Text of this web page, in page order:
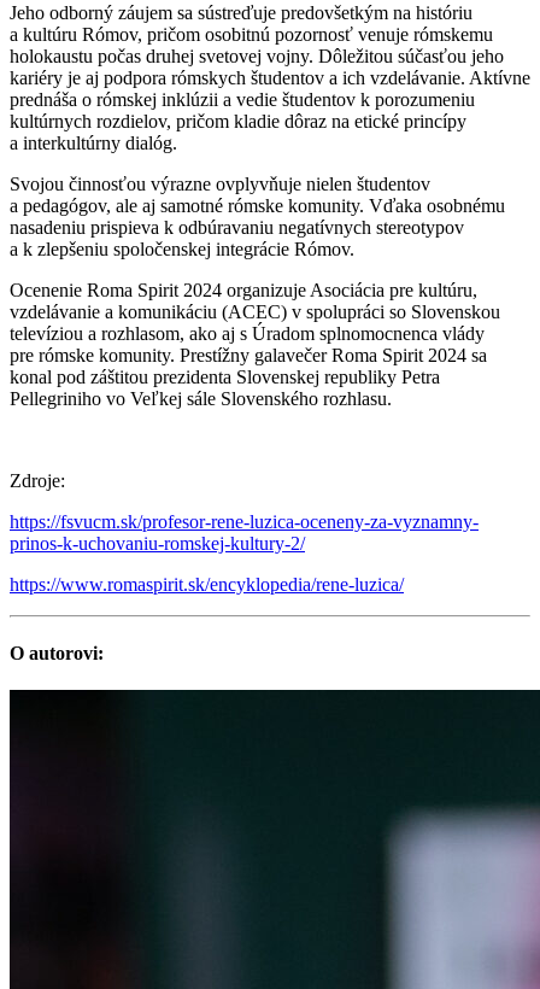
Jeho odborný záujem sa sústreďuje predovšetkým na históriu
a kultúru Rómov, pričom osobitnú pozornosť venuje rómskemu
holokaustu počas druhej svetovej vojny. Dôležitou súčasťou jeho
kariéry je aj podpora rómskych študentov a ich vzdelávanie. Aktívne
prednáša o rómskej inklúzii a vedie študentov k porozumeniu
kultúrnych rozdielov, pričom kladie dôraz na etické princípy
a interkultúrny dialóg.
Svojou činnosťou výrazne ovplyvňuje nielen študentov
a pedagógov, ale aj samotné rómske komunity. Vďaka osobnému
nasadeniu prispieva k odbúravaniu negatívnych stereotypov
a k zlepšeniu spoločenskej integrácie Rómov.
Ocenenie Roma Spirit 2024 organizuje Asociácia pre kultúru,
vzdelávanie a komunikáciu (ACEC) v spolupráci so Slovenskou
televíziou a rozhlasom, ako aj s Úradom splnomocnenca vlády
pre rómske komunity. Prestížny galavečer Roma Spirit 2024 sa
konal pod záštitou prezidenta Slovenskej republiky Petra
Pellegriniho vo Veľkej sále Slovenského rozhlasu.
Zdroje:
https://fsvucm.sk/profesor-rene-luzica-oceneny-za-vyznamny-
prinos-k-uchovaniu-romskej-kultury-2/
https://www.romaspirit.sk/encyklopedia/rene-luzica/
O autorovi: